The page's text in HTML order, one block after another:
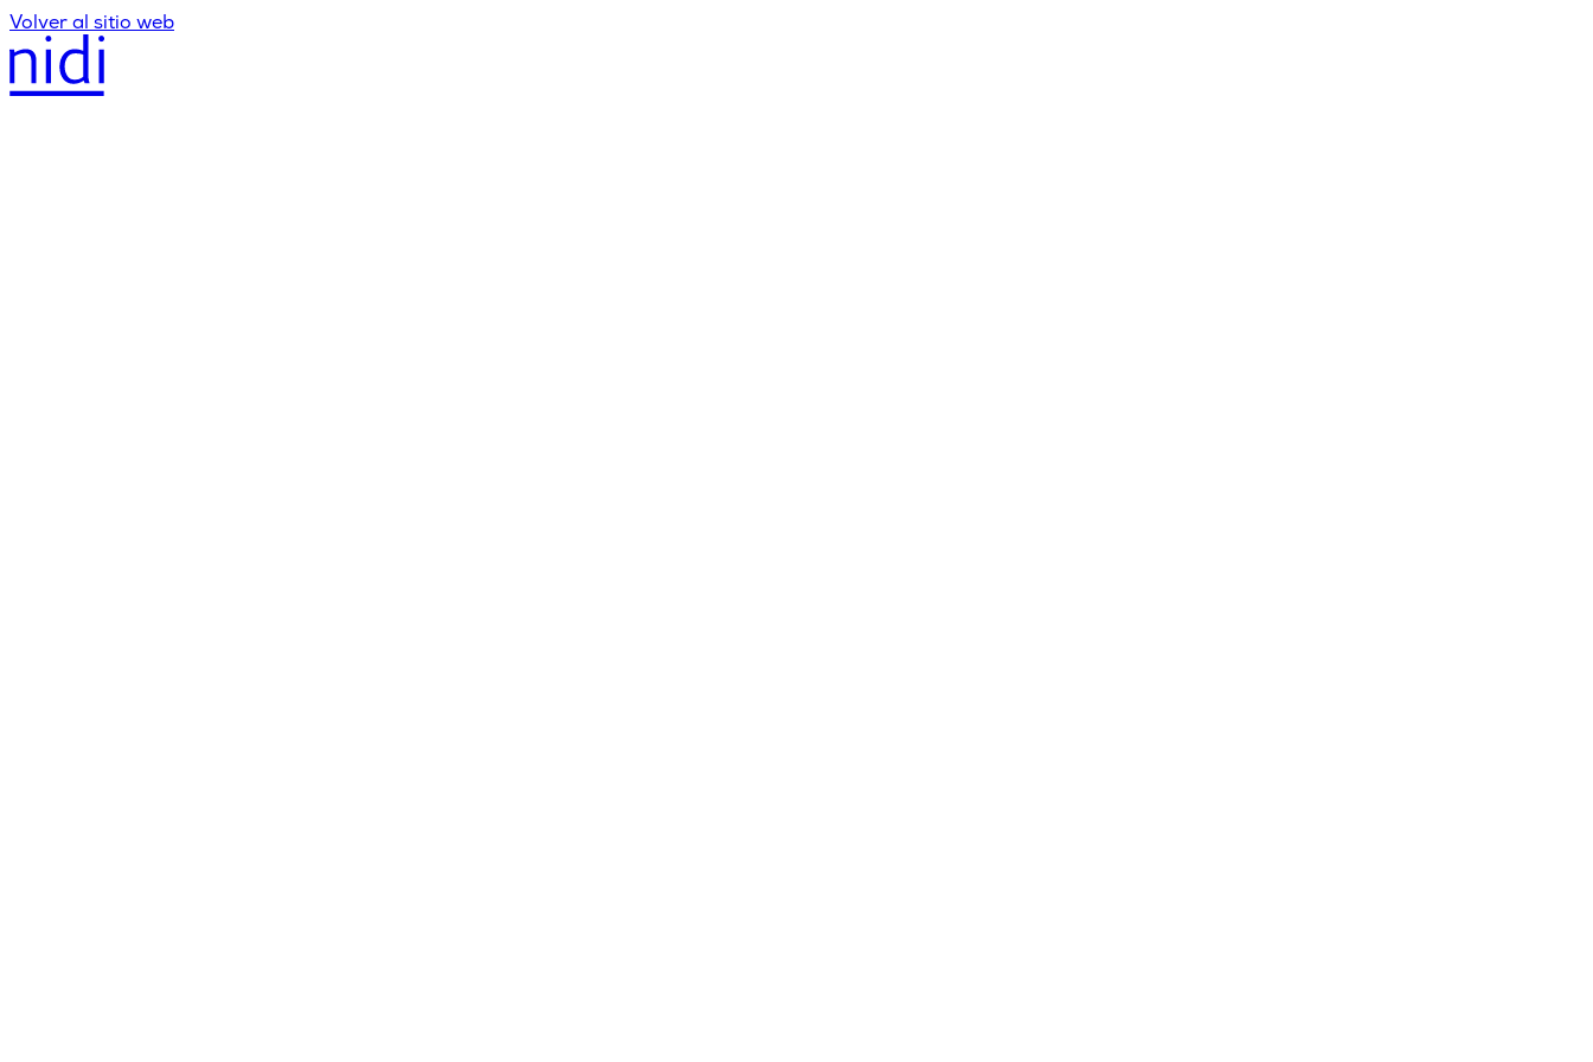
Volver al sitio web